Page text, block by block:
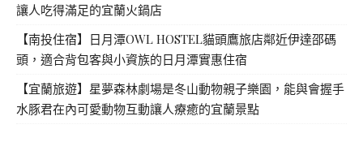
讓人吃得滿足的宜蘭火鍋店
【南投住宿】日月潭OWL HOSTEL貓頭鷹旅店鄰近伊達邵碼
頭，適合背包客與小資族的日月潭實惠住宿
【宜蘭旅遊】星夢森林劇場是冬山動物親子樂園，能與會握手
水豚君在內可愛動物互動讓人療癒的宜蘭景點